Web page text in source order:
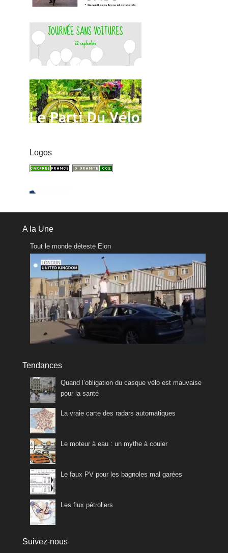
Logos
A la Une
Tout le monde déteste Elon
Tendances
Quand l’obligation du casque vélo est mauvaise
pour la santé
La vraie carte des radars automatiques
Le moteur à eau : un mythe à couler
Le faux PV pour les bagnoles mal garées
Les flux pétroliers
Suivez-nous